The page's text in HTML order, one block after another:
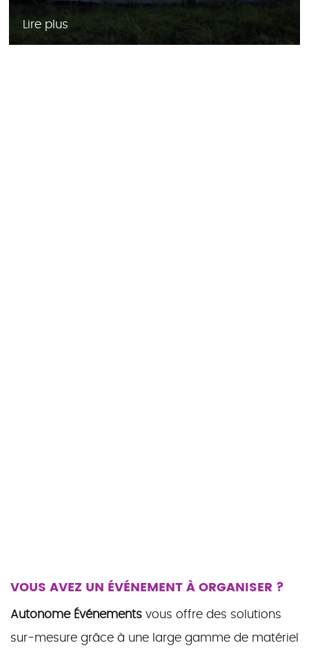
Lire plus
VOUS AVEZ UN ÉVÉNEMENT À ORGANISER ?
Autonome Événements vous offre des solutions
sur-mesure grâce à une large gamme de matériel